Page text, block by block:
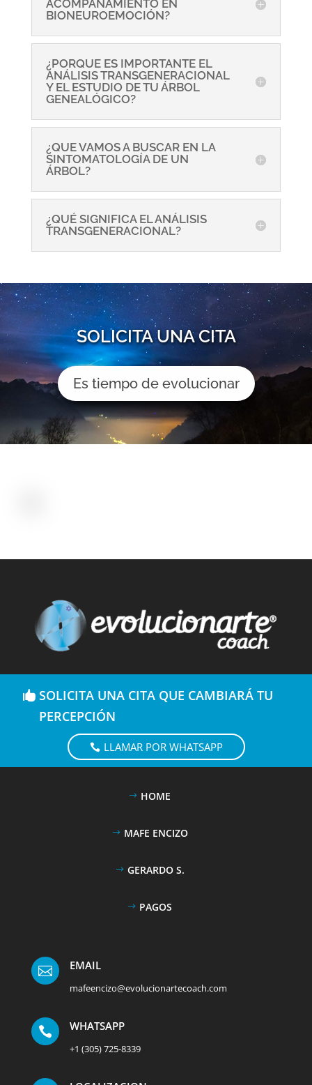
ACOMPAÑAMIENTO EN
BIONEUROEMOCIÓN?
¿PORQUE ES IMPORTANTE EL
ANÁLISIS TRANSGENERACIONAL
Y EL ESTUDIO DE TU ÁRBOL
GENEALÓGICO?
¿QUE VAMOS A BUSCAR EN LA
SINTOMATOLOGÍA DE UN
ÁRBOL?
¿QUÉ SIGNIFICA EL ANÁLISIS
TRANSGENERACIONAL?
SOLICITA UNA CITA
Es tiempo de evolucionar
SOLICITA UNA CITA QUE CAMBIARÁ TU
PERCEPCIÓN
LLAMAR POR WHATSAPP
HOME
MAFE ENCIZO
GERARDO S.
PAGOS
 EMAIL
mafeencizo@evolucionartecoach.com
 WHATSAPP
+1 (305) 725-8339